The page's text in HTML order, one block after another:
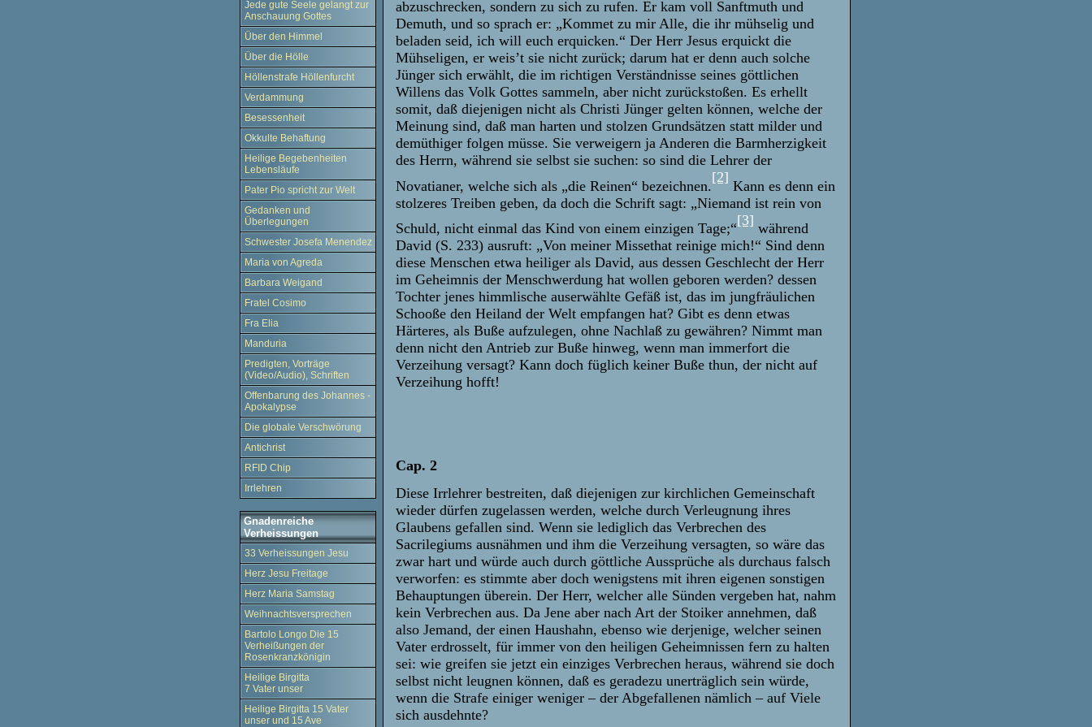
Jede gute Seele gelangt zur
Anschauung Gottes
Über den Himmel
Über die Hölle
Höllenstrafe Höllenfurcht
Verdammung
Besessenheit
Okkulte Behaftung
Heilige Begebenheiten
Lebensläufe
Pater Pio spricht zur Welt
Gedanken und
Überlegungen
Schwester Josefa Menendez
Maria von Agreda
Barbara Weigand
Fratel Cosimo
Fra Elia
Manduria
Predigten, Vorträge
(Video/Audio), Schriften
Offenbarung des Johannes -
Apokalypse
Die globale Verschwörung
Antichrist
RFID Chip
Irrlehren
Gnadenreiche
Verheissungen
33 Verheissungen Jesu
Herz Jesu Freitage
Herz Maria Samstag
Weihnachtsversprechen
Bartolo Longo Die 15
Verheißungen der
Rosenkranzkönigin
Heilige Birgitta
7 Vater unser
Heilige Birgitta 15 Vater
unser und 15 Ave
abzuschrecken, sondern zu sich zu rufen. Er kam voll Sanftmuth und
Demuth, und so sprach er: „Kommet zu mir Alle, die ihr mühselig und
beladen seid, ich will euch erquicken.“ Der Herr Jesus erquickt die
Mühseligen, er weis’t sie nicht zurück; darum hat er denn auch solche
Jünger sich erwählt, die im richtigen Verständnisse seines göttlichen
Willens das Volk Gottes sammeln, aber nicht zurückstoßen. Es erhellt
somit, daß diejenigen nicht als Christi Jünger gelten können, welche der
Meinung sind, daß man harten und stolzen Grundsätzen statt milder und
demüthiger folgen müsse. Sie verweigern ja Anderen die Barmherzigkeit
des Herrn, während sie selbst sie suchen: so sind die Lehrer der
Novatianer, welche sich als „die Reinen“ bezeichnen.
[2]
Kann es denn ein
stolzeres Treiben geben, da doch die Schrift sagt: „Niemand ist rein von
Schuld, nicht einmal das Kind von einem einzigen Tage;“
[3]
während
David (S. 233) ausruft: „Von meiner Missethat reinige mich!“ Sind denn
diese Menschen etwa heiliger als David, aus dessen Geschlecht der Herr
im Geheimnis der Menschwerdung hat wollen geboren werden? dessen
Tochter jenes himmlische auserwählte Gefäß ist, das im jungfräulichen
Schooße den Heiland der Welt empfangen hat? Gibt es denn etwas
Härteres, als Buße aufzulegen, ohne Nachlaß zu gewähren? Nimmt man
denn nicht den Antrieb zur Buße hinweg, wenn man immerfort die
Verzeihung versagt? Kann doch füglich keiner Buße thun, der nicht auf
Verzeihung hofft!
Cap. 2
Diese Irrlehrer bestreiten, daß diejenigen zur kirchlichen Gemeinschaft
wieder dürfen zugelassen werden, welche durch Verleugnung ihres
Glaubens gefallen sind. Wenn sie lediglich das Verbrechen des
Sacrilegiums ausnähmen und ihm die Verzeihung versagten, so wäre das
zwar hart und würde auch durch göttliche Aussprüche als durchaus falsch
verworfen: es stimmte aber doch wenigstens mit ihren eigenen sonstigen
Behauptungen überein. Der Herr, welcher alle Sünden vergeben hat, nahm
kein Verbrechen aus. Da Jene aber nach Art der Stoiker annehmen, daß
also Jemand, der einen Haushahn, ebenso wie derjenige, welcher seinen
Vater erdrosselt, für immer von den heiligen Geheimnissen fern zu halten
sei: wie greifen sie jetzt ein einziges Verbrechen heraus, während sie doch
selbst nicht leugnen können, daß es geradezu unerträglich sein würde,
wenn die Strafe einiger weniger – der Abgefallenen nämlich – auf Viele
sich ausdehnte?